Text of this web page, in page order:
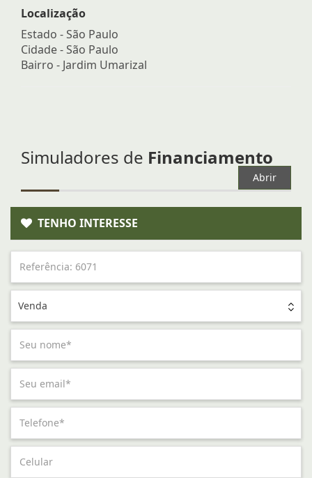
Localização
Estado -São Paulo
Cidade -São Paulo
Bairro - Jardim Umarizal
Simuladores de Financiamento
Abrir
TENHO INTERESSE
Venda